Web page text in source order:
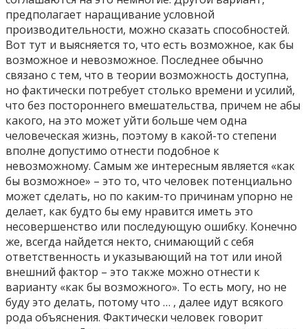
предполагает наращивание условной
производительности, можно сказать способностей.
Вот тут и выясняется то, что есть возможное, как бы
возможное и невозможное. Последнее обычно
связано с тем, что в теории возможность доступна,
но фактически потребует столько времени и усилий,
что без постороннего вмешательства, причем не абы
какого, на это может уйти больше чем одна
человеческая жизнь, поэтому в какой-то степени
вполне допустимо отнести подобное к
невозможному. Самым же интересным является «как
бы возможное» – это то, что человек потенциально
может сделать, но по каким-то причинам упорно не
делает, как будто бы ему нравится иметь это
несовершенство или последующую ошибку. Конечно
же, всегда найдется некто, снимающий с себя
ответственность и указывающий на тот или иной
внешний фактор – это также можно отнести к
варианту «как бы возможного». То есть могу, но не
буду это делать, потому что … , далее идут всякого
рода объяснения. Фактически человек говорит